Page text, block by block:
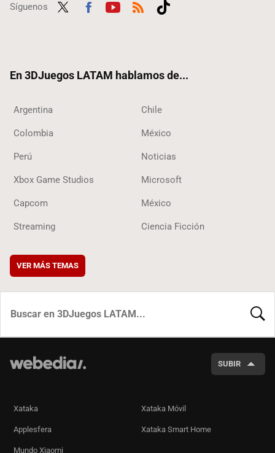
Síguenos
En 3DJuegos LATAM hablamos de...
Argentina Chile
Colombia México
Perú Noticias
Xbox Game Studios Microsoft
Capcom México
Streaming Ciencia Ficción
VER MÁS TEMAS
SUBIR
Xataka Xataka Móvil
Applesfera Xataka Smart Home
Mundo Xiaomi